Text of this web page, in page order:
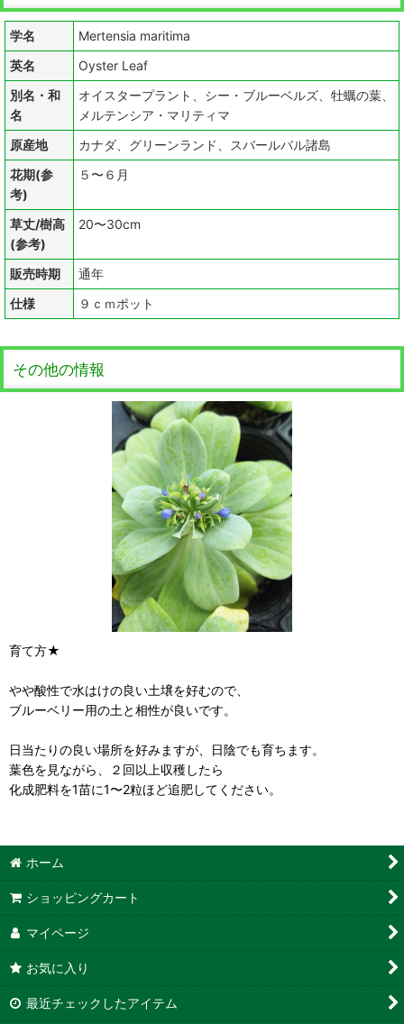
学名
Mertensia maritima
英名
Oyster Leaf
別名・和
名
オイスタープラント、シー・ブルーベルズ、牡蠣の葉、
メルテンシア・マリティマ
原産地
カナダ、グリーンランド、スバールバル諸島
花期(参
考)
５〜６月
草丈/樹高
(参考)
20〜30cm
販売時期
通年
仕様
９ｃｍポット
その他の情報
育て方★
やや酸性で水はけの良い土壌を好むので、
ブルーベリー用の土と相性が良いです。
日当たりの良い場所を好みますが、日陰でも育ちます。
葉色を見ながら、２回以上収穫したら
化成肥料を1苗に1〜2粒ほど追肥してください。
ホーム
ショッピングカート
マイページ
お気に入り
最近チェックしたアイテム